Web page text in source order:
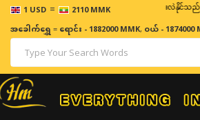
1 USD = 2110 MMK
ဈေးနှုန်းများသည် အချိန်နှင့် အမျှပြောင်းလဲနိုင်သည်။
အခေါက်ရွှေ=ရောင်း - 1882000 MMK, ဝယ် - 1874000